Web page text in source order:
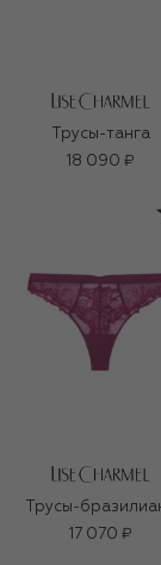
Трусы-танга
18 090 ₽
Трусы-
17 070 ₽